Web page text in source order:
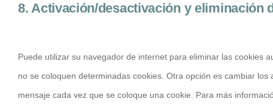
8. Activación/desactivación y eliminación
Puede utilizar su navegador de internet para eliminar las cookies
no se coloquen determinadas cookies. Otra opción es cambiar
mensaje cada vez que se coloque una cookie. Para más